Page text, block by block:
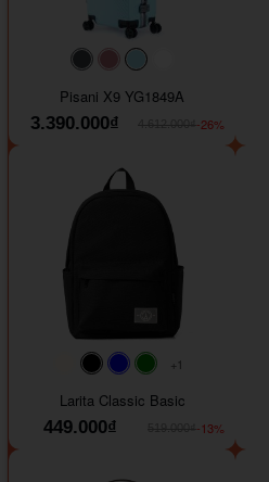
#40454a#b76e79
Pisani X9 YG1849A
3.390.000₫
-26%
#faf0e6#000000#0000FF
+1
Larita Classic Basic
449.000₫
-13%